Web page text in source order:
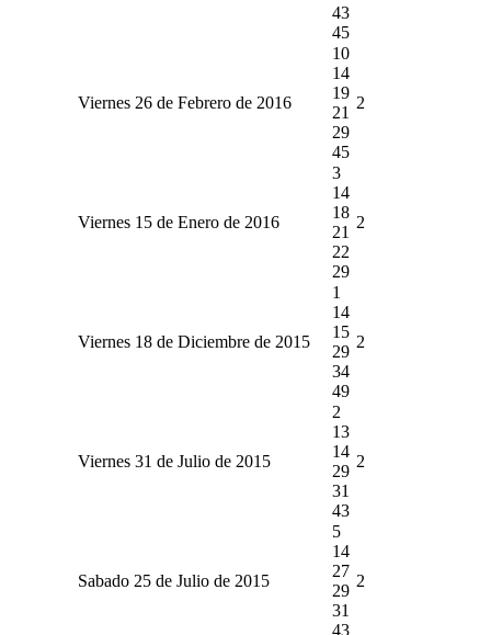
43
45
Viernes 26 de Febrero de 2016
10
14
19
21
29
45
2
Viernes 15 de Enero de 2016
3
14
18
21
22
29
2
Viernes 18 de Diciembre de 2015
1
14
15
29
34
49
2
Viernes 31 de Julio de 2015
2
13
14
29
31
43
2
Sabado 25 de Julio de 2015
5
14
27
29
31
43
2